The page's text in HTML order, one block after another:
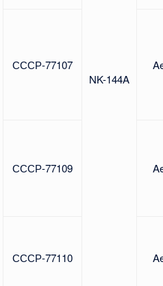
NK-144A
СССР-77107
СССР-77109
СССР-77110